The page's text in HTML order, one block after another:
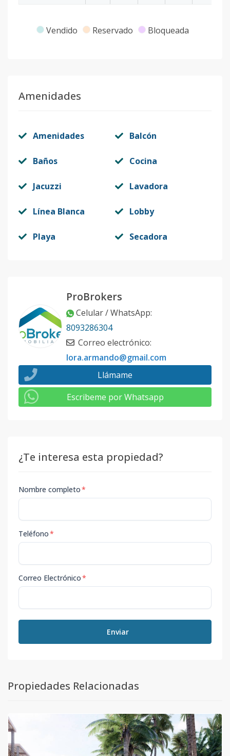
Vendido Reservado Bloqueada
Amenidades
Amenidades Balcón
Baños Cocina
Jacuzzi Lavadora
Línea Blanca Lobby
Playa Secadora
ProBrokers
Celular / WhatsApp:
8093286304
Correo electrónico:
lora.armando@gmail.com
Llámame
Escribeme por Whatsapp
¿Te interesa esta propiedad?
Nombre completo*
Teléfono*
Correo Electrónico*
Enviar
Propiedades Relacionadas